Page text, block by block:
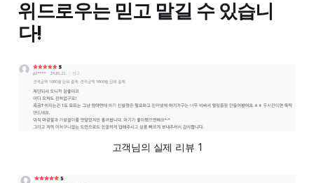
위드로우는 믿고 맡길 수 있습니
다!
고객님의 실제 리뷰 1